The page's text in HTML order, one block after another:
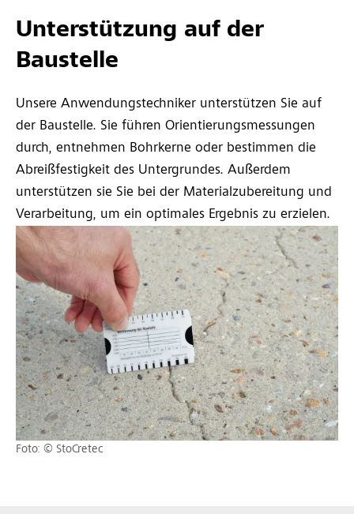
Unterstützung auf der
Baustelle
Unsere Anwendungstechniker unterstützen Sie auf
der Baustelle. Sie führen Orientierungsmessungen
durch, entnehmen Bohrkerne oder bestimmen die
Abreißfestigkeit des Untergrundes. Außerdem
unterstützen sie Sie bei der Materialzubereitung und
Verarbeitung, um ein optimales Ergebnis zu erzielen.
Foto: © StoCretec